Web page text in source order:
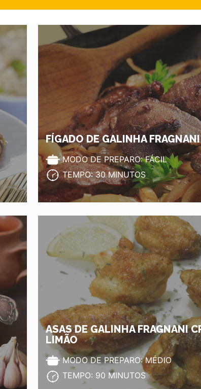
FÍGADO DE GALINHA
MODO DE PREPARO: FÁCIL
TEMPO: 30 MINUTOS
ASAS DE GALINHA FRAGNANI
LIMÃO
MODO DE PREPARO: MÉDIO
TEMPO: 90 MINUTOS